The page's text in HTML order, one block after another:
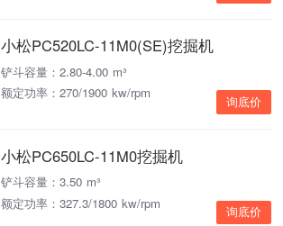
小松PC520LC-11M0(SE)挖掘机
铲斗容量：2.80-4.00 m³
额定功率：270/1900 kw/rpm
询底价
小松PC650LC-11M0挖掘机
铲斗容量：3.50 m³
额定功率：327.3/1800 kw/rpm
询底价